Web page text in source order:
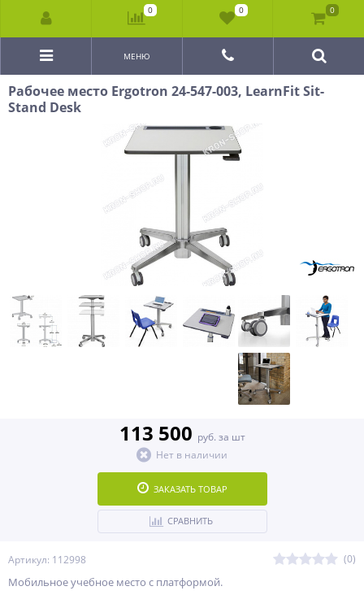
МЕНЮ
Рабочее место Ergotron 24-547-003, LearnFit Sit-
Stand Desk
Артикул: 112998 (0)
Мобильное учебное место с платформой.
113 500 руб. за шт
Нет в наличии
ЗАКАЗАТЬ ТОВАР
СРАВНИТЬ
0 0 0